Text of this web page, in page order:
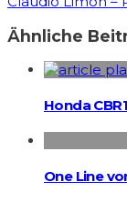
Ähnliche
Honda
One Line